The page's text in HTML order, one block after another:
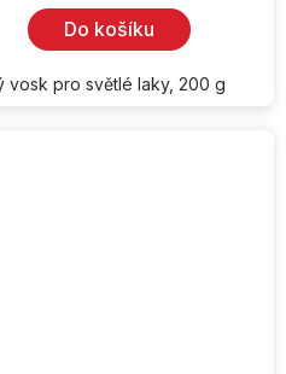
Do košíku
vosk pro světlé laky, 200 g